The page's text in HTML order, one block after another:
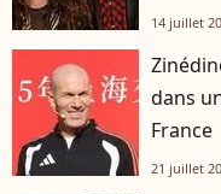
14 juillet
dans
France
21 juillet